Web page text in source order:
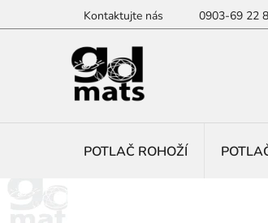
na
Kontaktujte nás 0903-69 22
POTLAČ ROHOŽÍ